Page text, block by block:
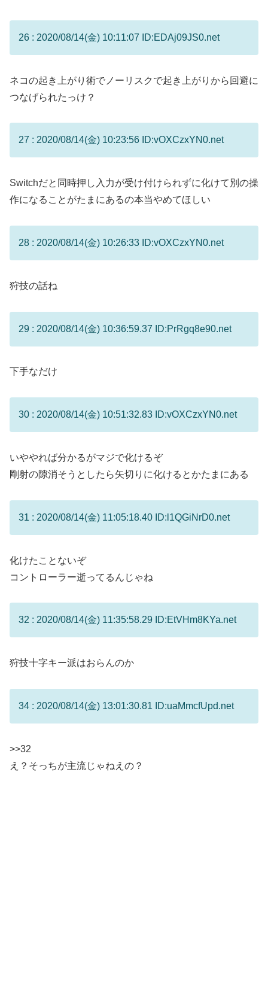
26 : 2020/08/14(金) 10:11:07 ID:EDAj09JS0.net
ネコの起き上がり術でノーリスクで起き上がりから回避に
つなげられたっけ？
27 : 2020/08/14(金) 10:23:56 ID:vOXCzxYN0.net
Switchだと同時押し入力が受け付けられずに化けて別の操
作になることがたまにあるの本当やめてほしい
28 : 2020/08/14(金) 10:26:33 ID:vOXCzxYN0.net
狩技の話ね
29 : 2020/08/14(金) 10:36:59.37 ID:PrRgq8e90.net
下手なだけ
30 : 2020/08/14(金) 10:51:32.83 ID:vOXCzxYN0.net
いややれば分かるがマジで化けるぞ
剛射の隙消そうとしたら矢切りに化けるとかたまにある
31 : 2020/08/14(金) 11:05:18.40 ID:l1QGiNrD0.net
化けたことないぞ
コントローラー逝ってるんじゃね
32 : 2020/08/14(金) 11:35:58.29 ID:EtVHm8KYa.net
狩技十字キー派はおらんのか
34 : 2020/08/14(金) 13:01:30.81 ID:uaMmcfUpd.net
>>32
え？そっちが主流じゃねえの？